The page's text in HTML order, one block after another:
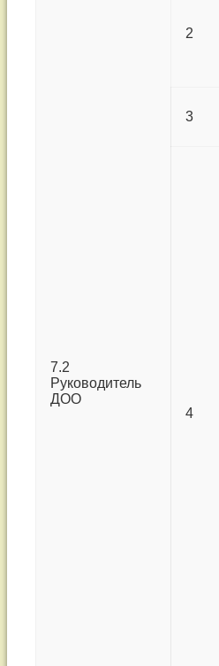
7.2
Руководитель
ДОО
2
3
4